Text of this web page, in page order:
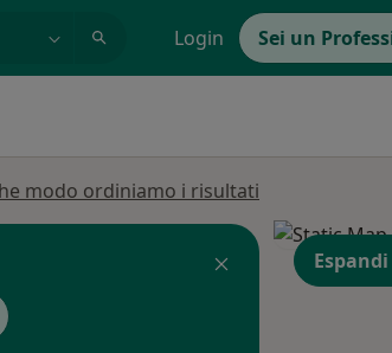
Login Sei un
modo ordiniamo i risultati